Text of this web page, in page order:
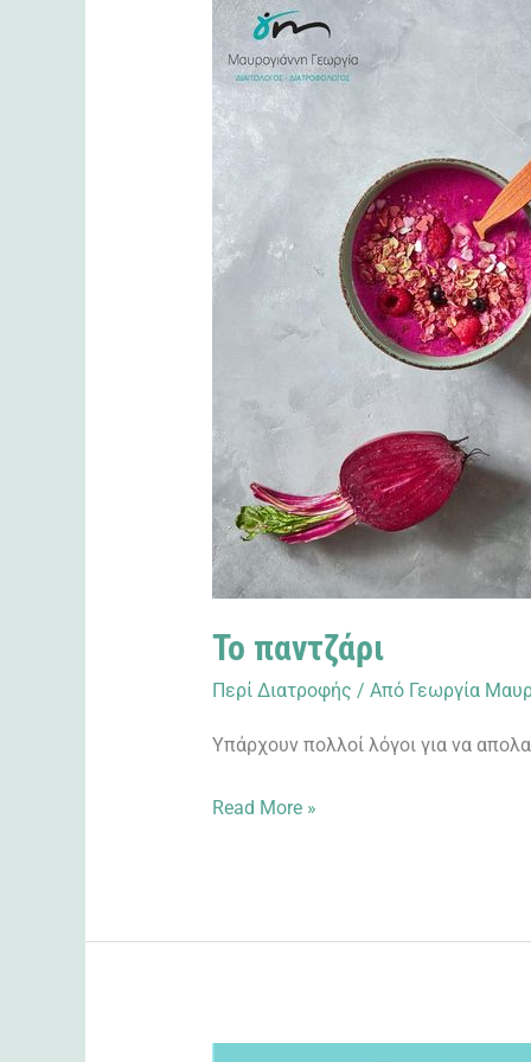
Το παντζάρι
Περί Διατροφής / Από Γεωργία
Υπάρχουν πολλοί λόγοι για να
παντζάρι
Read More »